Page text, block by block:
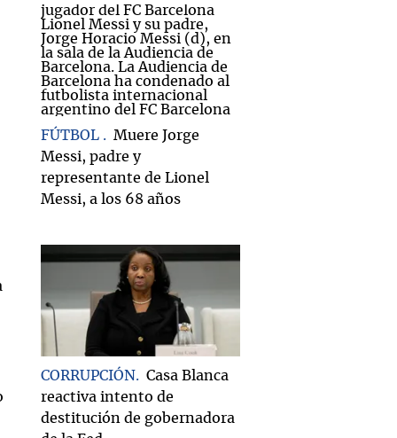
FÚTBOL
Muere Jorge
Messi, padre y
representante de Lionel
Messi, a los 68 años
CORRUPCIÓN
Casa Blanca
reactiva intento de
destitución de gobernadora